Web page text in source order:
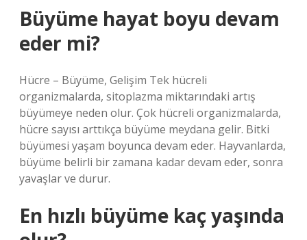
Büyüme hayat boyu devam
eder mi?
Hücre – Büyüme, Gelişim Tek hücreli
organizmalarda, sitoplazma miktarındaki artış
büyümeye neden olur. Çok hücreli organizmalarda,
hücre sayısı arttıkça büyüme meydana gelir. Bitki
büyümesi yaşam boyunca devam eder. Hayvanlarda,
büyüme belirli bir zamana kadar devam eder, sonra
yavaşlar ve durur.
En hızlı büyüme kaç yaşında